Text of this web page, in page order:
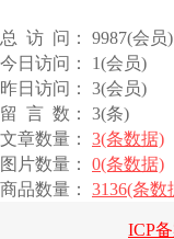
总 访 问： 9987(会员)
今日访问： 1(会员)
昨日访问： 3(会员)
留 言 数： 3(条)
文章数量： 3(条数据)
图片数量： 0(条数据)
商品数量： 3136(条数
ICP